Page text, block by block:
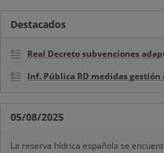
Destacados
Real Decreto subvenciones
Inf. Pública RD medidas
05/08/2025
La reserva hídrica española se